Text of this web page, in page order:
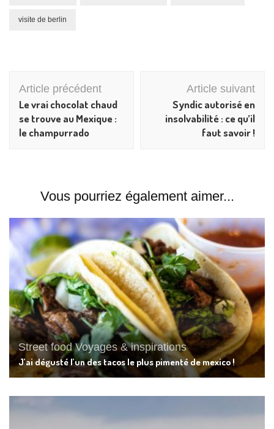
visite de berlin
Navigation
d'article
Article précédent
Le vrai chocolat chaud
se trouve au Mexique :
le champurrado
Article suivant
Syndic autorisé en
insolvabilité : ce qu’il
faut savoir !
Vous pourriez également aimer...
Street food Voyages & inspirations
J’ai dégusté l’un des tacos le plus pimenté de mexico !